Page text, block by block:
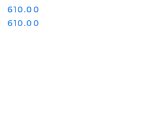
Cena:
610.00
Cena:
610.00